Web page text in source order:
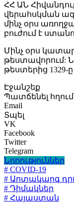
ՀՀ ԱՆ
վերահսկման
մինչ օրս
բուժում է
Մինչ օրս
թեստավորում:
թեստերից
Էջանշեք
Պատճենել
Email
Տպել
VK
Facebook
Twitter
Telegram
Նորություններ
# COVID-19
# Արտակարգ
# Դիմակներ
# Հայաստան